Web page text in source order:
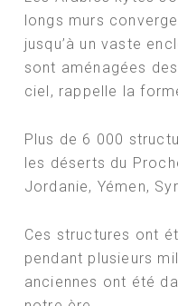
longs murs
jusqu’à un vaste
sont aménagées
ciel, rappelle la
Plus de 6 000
les déserts du
Jordanie, Yémen,
Ces structures ont
pendant plusieurs
anciennes ont été